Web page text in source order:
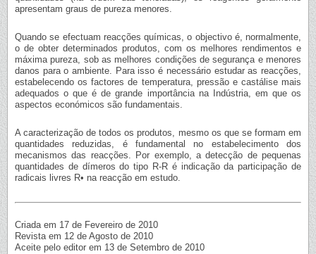
apresentam graus de pureza menores.
Quando se efectuam reacções químicas, o objectivo é, normalmente,
o de obter determinados produtos, com os melhores rendimentos e
máxima pureza, sob as melhores condições de segurança e menores
danos para o ambiente. Para isso é necessário estudar as reacções,
estabelecendo os factores de temperatura, pressão e castálise mais
adequados o que é de grande importância na Indústria, em que os
aspectos económicos são fundamentais.
A caracterização de todos os produtos, mesmo os que se formam em
quantidades reduzidas, é fundamental no estabelecimento dos
mecanismos das reacções. Por exemplo, a detecção de pequenas
quantidades de dímeros do tipo R-R é indicação da participação de
radicais livres R• na reacção em estudo.
Criada em 17 de Fevereiro de 2010
Revista em 12 de Agosto de 2010
Aceite pelo editor em 13 de Setembro de 2010